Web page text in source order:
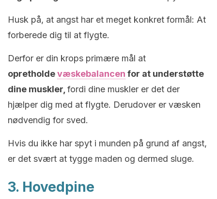
Husk på, at angst har et meget konkret formål: At
forberede dig til at flygte.
Derfor er din krops primære mål at
opretholdevæskebalancen for at understøtte
dine muskler, fordi dine muskler er det der
hjælper dig med at flygte. Derudover er væsken
nødvendig for sved.
Hvis du ikke har spyt i munden på grund af angst,
er det svært at tygge maden og dermed sluge.
3. Hovedpine